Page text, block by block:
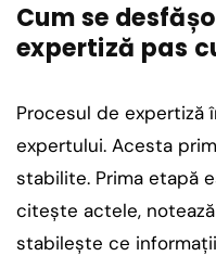
Cum se
expertiză pas
Procesul de expertiză
expertului. Acesta
stabilite. Prima etapă
citește actele,
stabilește ce